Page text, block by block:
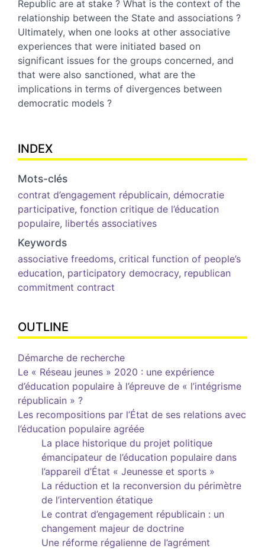
Republic are at stake ? What is the context of the
relationship between the State and associations ?
Ultimately, when one looks at other associative
experiences that were initiated based on
significant issues for the groups concerned, and
that were also sanctioned, what are the
implications in terms of divergences between
democratic models ?
INDEX
Mots-clés
contrat d’engagement républicain, démocratie
participative, fonction critique de l’éducation
populaire, libertés associatives
Keywords
associative freedoms, critical function of people’s
education, participatory democracy, republican
commitment contract
OUTLINE
Démarche de recherche
Le « Réseau jeunes » 2020 : une expérience
d’éducation populaire à l’épreuve de « l’intégrisme
républicain » ?
Les recompositions par l’État de ses relations avec
l’éducation populaire agréée
La place historique du projet politique
émancipateur de l’éducation populaire dans
l’appareil d’État « Jeunesse et sports »
La réduction et la reconversion du périmètre
de l’intervention étatique
Le contrat d’engagement républicain : un
changement majeur de doctrine
Une réforme régalienne de l’agrément